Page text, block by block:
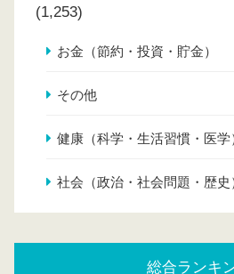
(1,253)
お金（節約・投資・貯金）
その他
健康（科学・生活習慣・医学
社会（政治・社会問題・歴史
総合ランキ